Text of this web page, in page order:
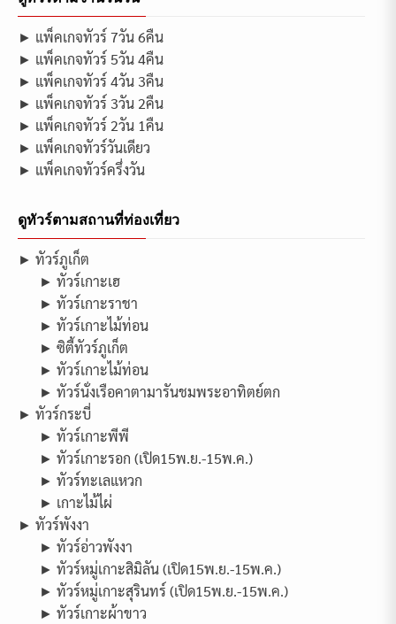
► แพ็คเกจทัวร์ 7วัน 6คืน
► แพ็คเกจทัวร์ 5วัน 4คืน
► แพ็คเกจทัวร์ 4วัน 3คืน
► แพ็คเกจทัวร์ 3วัน 2คืน
► แพ็คเกจทัวร์ 2วัน 1คืน
► แพ็คเกจทัวร์วันเดียว
► แพ็คเกจทัวร์ครึ่งวัน
ดูทัวร์ตามสถานที่ท่องเที่ยว
► ทัวร์ภูเก็ต
► ทัวร์เกาะเฮ
► ทัวร์เกาะราชา
► ทัวร์เกาะไม้ท่อน
► ซิตี้ทัวร์ภูเก็ต
► ทัวร์เกาะไม้ท่อน
► ทัวร์นั่งเรือคาตามารันชมพระอาทิตย์ตก
► ทัวร์กระบี่
► ทัวร์เกาะพีพี
► ทัวร์เกาะรอก (เปิด15พ.ย.-15พ.ค.)
► ทัวร์ทะเลแหวก
► เกาะไม้ไผ่
► ทัวร์พังงา
► ทัวร์อ่าวพังงา
► ทัวร์หมู่เกาะสิมิลัน (เปิด15พ.ย.-15พ.ค.)
► ทัวร์หมู่เกาะสุรินทร์ (เปิด15พ.ย.-15พ.ค.)
► ทัวร์เกาะผ้าขาว